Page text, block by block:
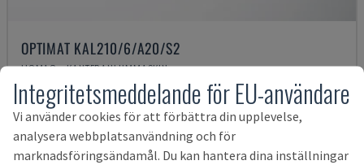
OPTIMAT KAL210/6/A20/S2
HOMAG - KANTERANLIJMMASKIN
TYSKLAND 2008
389 119 SEK
Integritetsmeddelande för EU-användare
Vi använder cookies för att förbättra din upplevelse,
analysera webbplatsanvändning och för
marknadsföringsändamål. Du kan hantera dina inställningar